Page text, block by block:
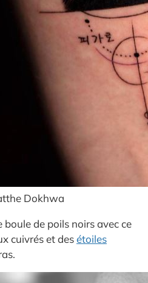
Dokhwa
de poils noirs avec ce
cuivrés et desétoiles